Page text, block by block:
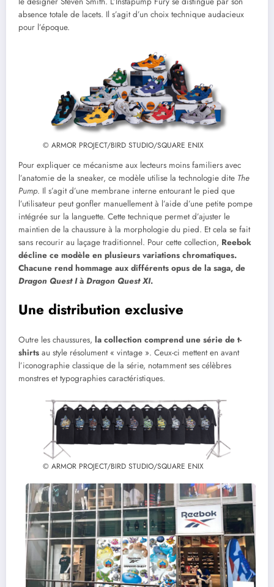
absence totale de lacets. Il s’agit d’un choix technique audacieux
pour l’époque.
© ARMOR PROJECT/BIRD STUDIO/SQUARE ENIX
Pour expliquer ce mécanisme aux lecteurs moins familiers avec
l’anatomie de la sneaker, ce modèle utilise la technologie dite The
Pump. Il s’agit d’une membrane interne entourant le pied que
l’utilisateur peut gonfler manuellement à l’aide d’une petite pompe
intégrée sur la languette. Cette technique permet d’ajuster le
maintien de la chaussure à la morphologie du pied. Et cela se fait
sans recourir au laçage traditionnel. Pour cette collection, Reebok
décline ce modèle en plusieurs variations chromatiques.
Chacune rend hommage aux différents opus de la saga, de
Dragon Quest Ià Dragon Quest XI.
Une distribution exclusive
Outre les chaussures, la collection comprend une série de t-
shirts au style résolument « vintage ». Ceux-ci mettent en avant
l’iconographie classique de la série, notamment ses célèbres
monstres et typographies caractéristiques.
© ARMOR PROJECT/BIRD STUDIO/SQUARE ENIX